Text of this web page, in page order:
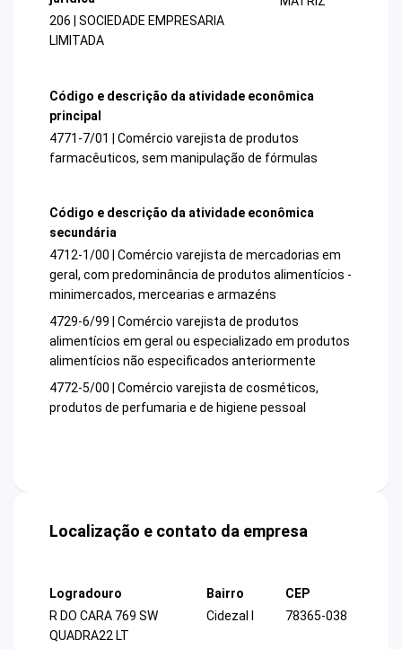
206 | SOCIEDADE EMPRESARIA
LIMITADA
Código e descrição da atividade econômica
principal
4771-7/01 | Comércio varejista de produtos
farmacêuticos, sem manipulação de fórmulas
Código e descrição da atividade econômica
secundária
4712-1/00 | Comércio varejista de mercadorias em
geral, com predominância de produtos alimentícios -
minimercados, mercearias e armazéns
4729-6/99 | Comércio varejista de produtos
alimentícios em geral ou especializado em produtos
alimentícios não especificados anteriormente
4772-5/00 | Comércio varejista de cosméticos,
produtos de perfumaria e de higiene pessoal
Localização e contato da empresa
Logradouro
R DO CARA 769 SW
QUADRA22 LT
Bairro
Cidezal I
CEP
78365-038